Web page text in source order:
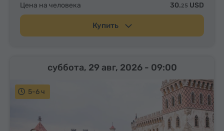
Цена на человека 30.25 USD
Купить
5-6 ч
суббота, 29 авг, 2026 - 09:00